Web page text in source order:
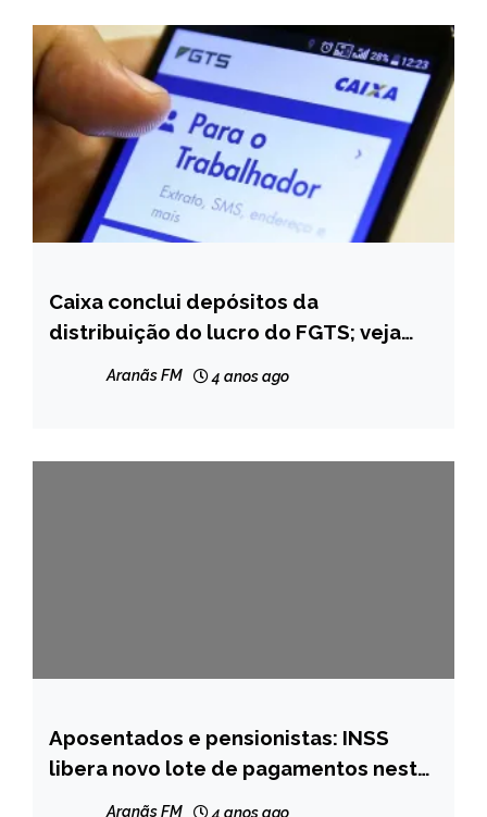
BRASIL
NOTÍCIAS
Caixa conclui depósitos da
distribuição do lucro do FGTS; veja
Aranãs FM 4 anos ago
BRASIL
NOTÍCIAS
Aposentados e pensionistas: INSS
libera novo lote de pagamentos nesta
Aranãs FM 4 anos ago